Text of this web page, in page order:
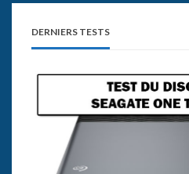
DERNIERS TESTS